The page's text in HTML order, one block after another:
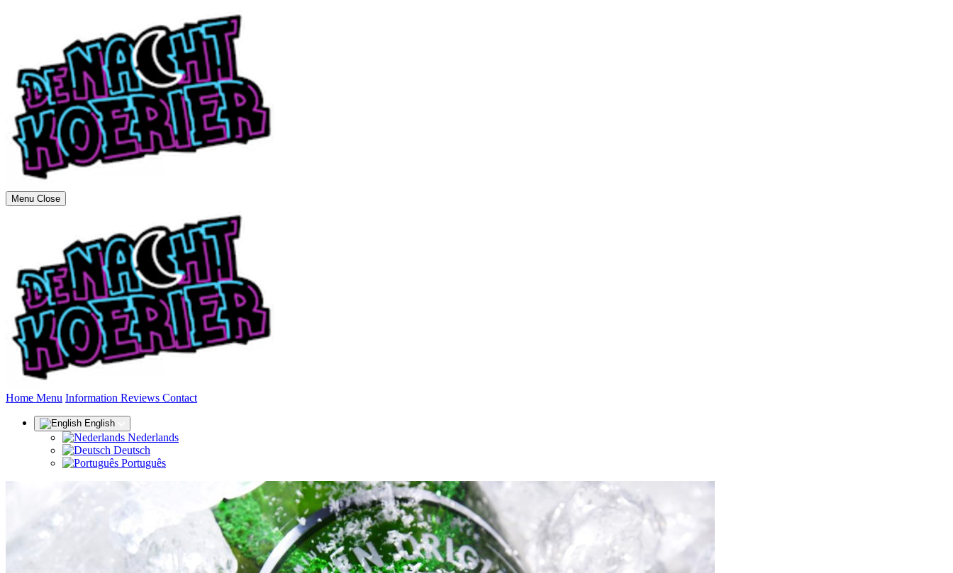
Menu Close
Home (current)
Menu Information Reviews Contact
English
Nederlands
Deutsch
Português